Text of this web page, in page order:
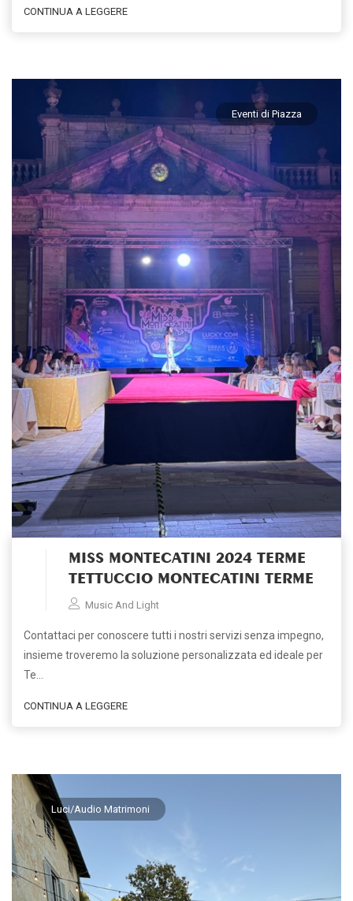
CONTINUA A LEGGERE
Eventi di Piazza
MISS MONTECATINI 2024 TERME
TETTUCCIO MONTECATINI TERME
Music And Light
Contattaci per conoscere tutti i nostri servizi senza impegno,
insieme troveremo la soluzione personalizzata ed ideale per
Te…
CONTINUA A LEGGERE
Luci/Audio Matrimoni